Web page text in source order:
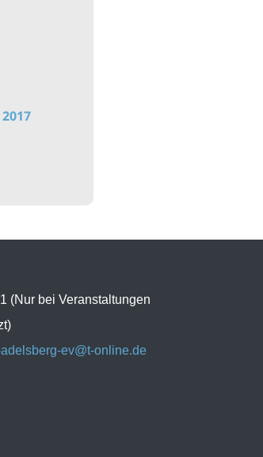
(Nur bei Veranstaltungen
ev@t-online.de